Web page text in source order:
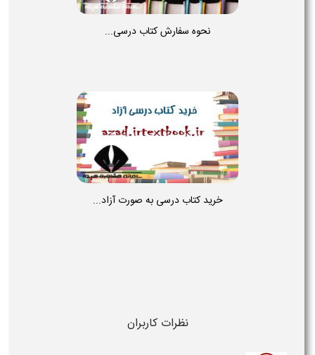
نحوه سفارش کتاب درسی...
خرید کتاب درسی به صورت آزاد...
نظرات کاربران